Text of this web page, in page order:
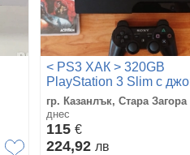
< PS3 ХАК > 320GB
PlayStation 3 Slim с
30 игри
гр. Казанлък, Стара Загора
днес
115 €
224,92 лв